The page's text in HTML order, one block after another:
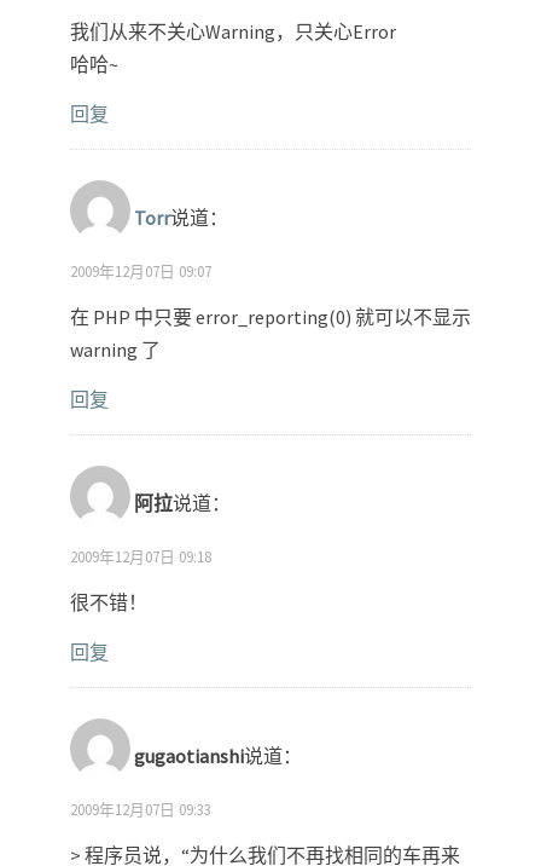
我们从来不关心Warning，只关心Error
哈哈~
回复
Torr说道：
2009年12月07日 09:07
在 PHP 中只要 error_reporting(0) 就可以不显示
warning 了
回复
阿拉说道：
2009年12月07日 09:18
很不错！
回复
gugaotianshi说道：
2009年12月07日 09:33
> 程序员说，“为什么我们不再找相同的车再来